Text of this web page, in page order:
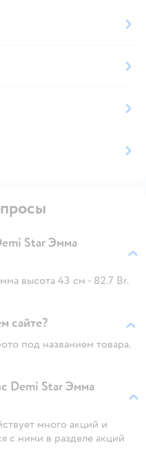
Star Эмма
высота 43 см - 82.7 Br.
сайте?
под названием товара.
Demi Star Эмма
много акций и
с ними в разделе акций